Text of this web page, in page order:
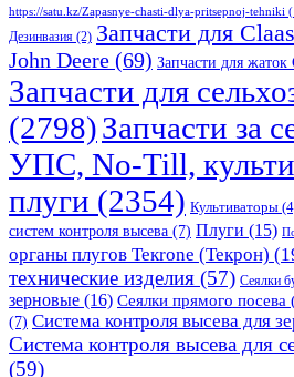
https://satu.kz/Zapasnye-chasti-dlya-pritsepnoj-tehniki
Дезинвазия (2) Запчасти для Claas
John Deere (69) Запчасти для
Запчасти для
(2798)Запчасти за
УПС, No-Till,
плуги (2354) Культиваторы
систем контроля высева (7) Плуги (15)
органы плугов Текrоne (Текрон)
технические изделия (57) Сеялки
зерновые (16) Сеялки прямого посева
(7) Система контроля высева для
Система контроля высева для
(59)